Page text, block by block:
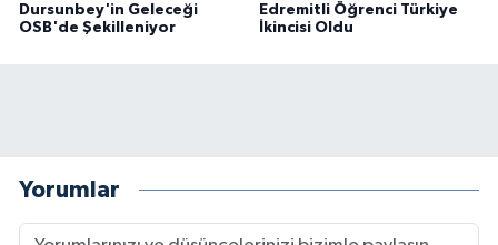
Dursunbey'in Geleceği
OSB'de Şekilleniyor
Edremitli Öğrenci Türkiye
İkincisi Oldu
Yorumlar